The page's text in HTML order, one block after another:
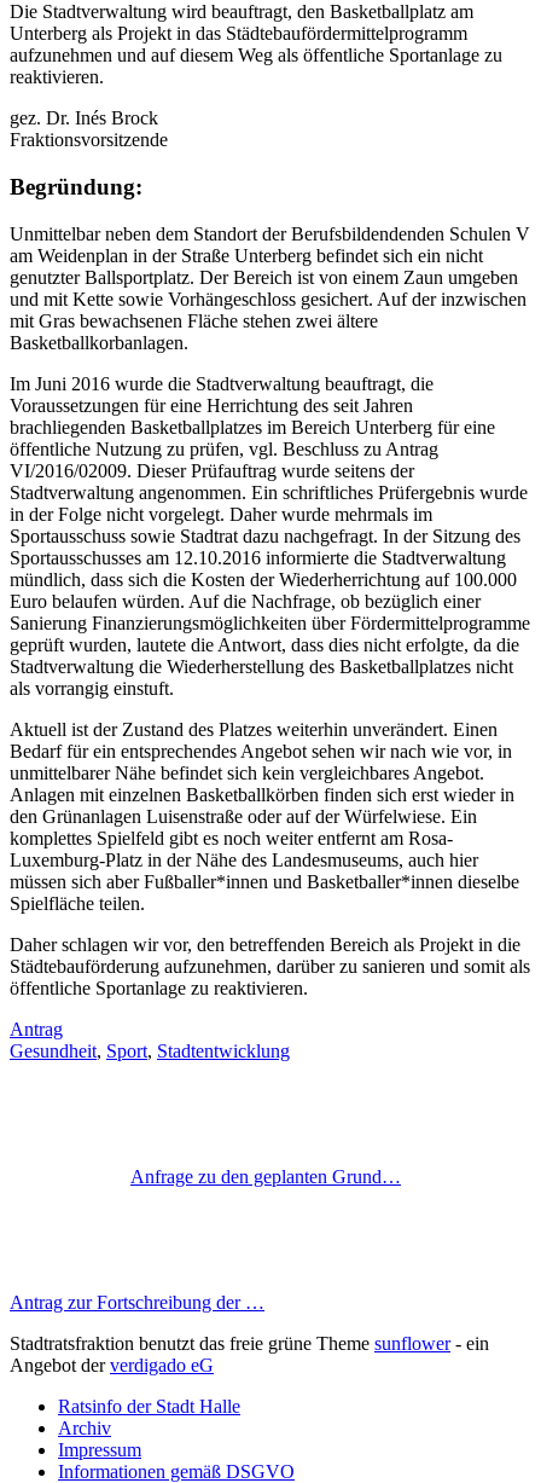
Die Stadtverwaltung wird beauftragt, den Basketballplatz am
Unterberg als Projekt in das Städtebaufördermittelprogramm
aufzunehmen und auf diesem Weg als öffentliche Sportanlage zu
reaktivieren.
gez. Dr. Inés Brock
Fraktionsvorsitzende
Begründung:
Unmittelbar neben dem Standort der Berufsbildendenden Schulen V
am Weidenplan in der Straße Unterberg befindet sich ein nicht
genutzter Ballsportplatz. Der Bereich ist von einem Zaun umgeben
und mit Kette sowie Vorhängeschloss gesichert. Auf der inzwischen
mit Gras bewachsenen Fläche stehen zwei ältere
Basketballkorbanlagen.
Im Juni 2016 wurde die Stadtverwaltung beauftragt, die
Voraussetzungen für eine Herrichtung des seit Jahren
brachliegenden Basketballplatzes im Bereich Unterberg für eine
öffentliche Nutzung zu prüfen, vgl. Beschluss zu Antrag
VI/2016/02009. Dieser Prüfauftrag wurde seitens der
Stadtverwaltung angenommen. Ein schriftliches Prüfergebnis wurde
in der Folge nicht vorgelegt. Daher wurde mehrmals im
Sportausschuss sowie Stadtrat dazu nachgefragt. In der Sitzung des
Sportausschusses am 12.10.2016 informierte die Stadtverwaltung
mündlich, dass sich die Kosten der Wiederherrichtung auf 100.000
Euro belaufen würden. Auf die Nachfrage, ob bezüglich einer
Sanierung Finanzierungsmöglichkeiten über Fördermittelprogramme
geprüft wurden, lautete die Antwort, dass dies nicht erfolgte, da die
Stadtverwaltung die Wiederherstellung des Basketballplatzes nicht
als vorrangig einstuft.
Aktuell ist der Zustand des Platzes weiterhin unverändert. Einen
Bedarf für ein entsprechendes Angebot sehen wir nach wie vor, in
unmittelbarer Nähe befindet sich kein vergleichbares Angebot.
Anlagen mit einzelnen Basketballkörben finden sich erst wieder in
den Grünanlagen Luisenstraße oder auf der Würfelwiese. Ein
komplettes Spielfeld gibt es noch weiter entfernt am Rosa-
Luxemburg-Platz in der Nähe des Landesmuseums, auch hier
müssen sich aber Fußballer*innen und Basketballer*innen dieselbe
Spielfläche teilen.
Daher schlagen wir vor, den betreffenden Bereich als Projekt in die
Städtebauförderung aufzunehmen, darüber zu sanieren und somit als
öffentliche Sportanlage zu reaktivieren.
Antrag
Gesundheit, Sport, Stadtentwicklung
Anfrage zu den geplanten Grund…
Antrag zur Fortschreibung der …
Stadtratsfraktion benutzt das freie grüne Theme sunflower‐ ein
Angebot derverdigado eG
Ratsinfo der Stadt Halle
Archiv
Impressum
Informationen gemäß DSGVO